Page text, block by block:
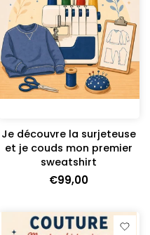
Je découvre la surjeteuse
et je couds mon premier
sweatshirt
€99,00